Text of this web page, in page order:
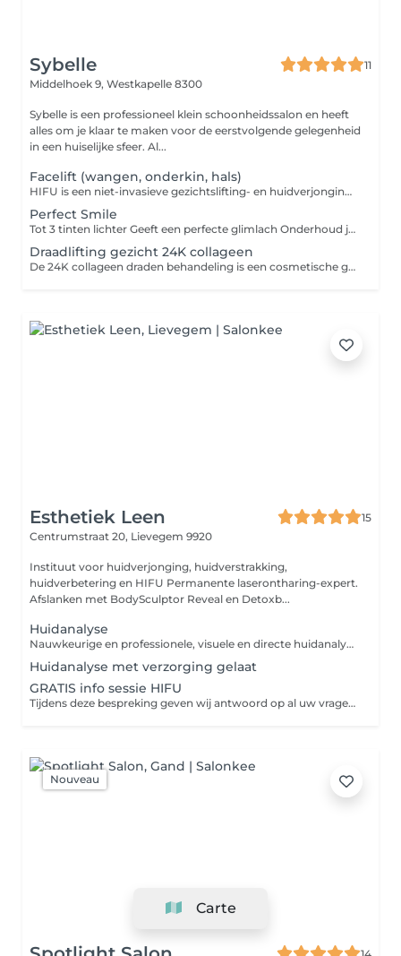
Sybelle
11
Middelhoek 9, Westkapelle 8300
Sybelle is een professioneel klein schoonheidssalon en heeft
alles om je klaar te maken voor de eerstvolgende gelegenheid
in een huiselijke sfeer. Al...
Facelift (wangen, onderkin, hals)
HIFU is een niet-invasieve gezichtslifting- en huidverjongingsbehandeling die gebruik maakt van gefocuste ultrasone geluidsgolven om diep in de huidlagen te penetreren. Dit stimuleert de productie van collageen, wat leidt tot strakkere, jonger uitziende huid. Voorbereiding: Reinig de huid: Zorg ervoor dat je gezicht schoon en vrij is van make-up en olie. Geen zonnebrand of irritaties: Vermijd zonblootstelling en irriterende huidproducten een paar dagen voor de behandeling. Geen injectables: Vermijd botox of fillers enkele weken voorafgaand aan de behandeling. Nazorg: Directe reactie: De huid kan tijdelijk rood of licht opgezwollen zijn, maar dit verdwijnt meestal binnen enkele uren. Geen intense zonblootstelling: Bescherm je huid met een hoge SPF de eerste paar weken. Geen masseren of drukken: Vermijd directe druk op het behandelde gebied. Hydratatie: Gebruik een milde, hydraterende crème om de huid te kalmeren. HIFU vereist meestal geen herstelperiode en heeft langetermijneffecten, met zichtbaar resultaat na ongeveer 2-3 maanden. Het resultaat kan tot 1-2 jaar aanhouden, afhankelijk van je huidtype en levensstijl.
Perfect Smile
Tot 3 tinten lichter Geeft een perfecte glimlach Onderhoud je resultaat
Draadlifting gezicht 24K collageen
De 24K collageen draden behandeling is een cosmetische gezichtsbehandeling die gebruikmaakt van dunne draden doordrenkt met 24-karaats goud en collageen. Deze draden worden handmatig op of in de huid aangebracht (meestal oppervlakkig) om de huid te verstevigen en te verjongen. Kernpunten: Doel: Verbeteren van huidelasticiteit, verminderen van fijne lijntjes en rimpels, en stimuleren van collageenaanmaak. Werking: De collageen draden lossen geleidelijk op in de huid en stimuleren de natuurlijke collageenproductie. 24K goud: Wordt toegevoegd vanwege zijn vermeende ontstekingsremmende en anti-aging eigenschappen. Niet-invasief: Geen naalden of chirurgie, meestal een pijnloze behandeling. Resultaat: Frissere, stevigere huid met een subtiele lifting. Het is een populaire keuze in beauty salons als alternatief voor meer ingrijpende procedures. Resultaat blijft zichtbaar tot 3 maanden na de behandeling.
Esthetiek Leen
15
Centrumstraat 20, Lievegem 9920
Instituut voor huidverjonging, huidverstrakking,
huidverbetering en HIFU Permanente laserontharing-expert.
Afslanken met BodySculptor Reveal en Detoxb...
Huidanalyse
Nauwkeurige en professionele, visuele en directe huidanalyse. Met gebruik van 8 soorten licht kunnen we huidonevenwichtigheden die met het blote oog niet zichtbaar zijn, nauwkeurig in beeld brengen. Zo bieden we een globaal en uiterst gedetailleerd zicht op de conditie van uw huid. Onmisbaar voor een professionele diagnose. Gepersonaliseerd advies om jouw huid in optimale staat te brengen en daar een maximaal resultaat uit te halen. Wil jij een beter inzicht in uw huid, en zien wat je in de spiegel niet ziet? Ik neem je mee in een uiterst boeiende, transparante en waardevolle ervaring.
Huidanalyse met verzorging gelaat
GRATIS info sessie HIFU
Tijdens deze bespreking geven wij antwoord op al uw vragen. Wij geven u uitleg over HIFU, onze werkwijze, de resultaten, voordelen en de aanbevolen sessies.
Nouveau
Carte